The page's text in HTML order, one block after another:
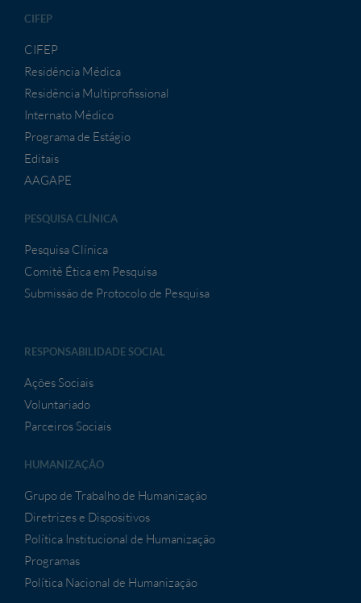
CIFEP
CIFEP
Residência Médica
Residência Multiprofissional
Internato Médico
Programa de Estágio
Editais
AAGAPE
PESQUISA CLÍNICA
Pesquisa Clínica
Comitê Ética em Pesquisa
Submissão de Protocolo de Pesquisa
RESPONSABILIDADE SOCIAL
Ações Sociais
Voluntariado
Parceiros Sociais
HUMANIZAÇÃO
Grupo de Trabalho de Humanização
Diretrizes e Dispositivos
Política Institucional de Humanização
Programas
Política Nacional de Humanização